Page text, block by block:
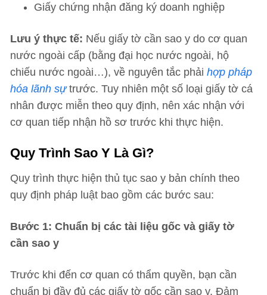
Giấy chứng nhận đăng ký doanh nghiệp
Lưu ý thực tế: Nếu giấy tờ cần sao y do cơ quan
nước ngoài cấp (bằng đại học nước ngoài, hộ
chiếu nước ngoài…), về nguyên tắc phải hợp pháp
hóa lãnh sựtrước. Tuy nhiên một số loại giấy tờ cá
nhân được miễn theo quy định, nên xác nhận với
cơ quan tiếp nhận hồ sơ trước khi thực hiện.
Quy Trình Sao Y Là Gì?
Quy trình thực hiện thủ tục sao y bản chính theo
quy định pháp luật bao gồm các bước sau:
Bước 1: Chuẩn bị các tài liệu gốc và giấy tờ
cần sao y
Trước khi đến cơ quan có thẩm quyền, bạn cần
chuẩn bị đầy đủ các giấy tờ gốc cần sao y. Đảm